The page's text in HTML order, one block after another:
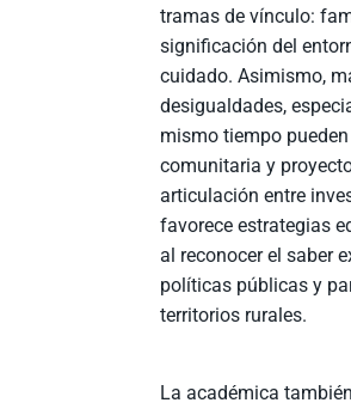
tramas de vínculo:
significación del
cuidado. Asimismo,
desigualdades,
mismo tiempo
comunitaria y
articulación entre
favorece estrategias
al reconocer el saber
políticas públicas y
territorios rurales.
La académica